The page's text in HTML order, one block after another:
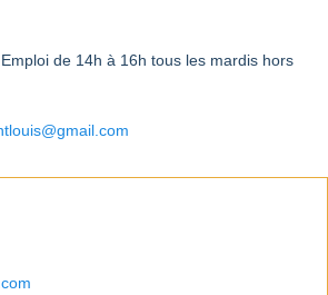
de 14h à 16h tous les mardis hors